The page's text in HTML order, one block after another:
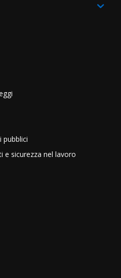
pubblici
e sicurezza nel lavoro